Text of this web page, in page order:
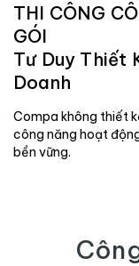
THI CÔNG
GÓI
Tư Duy Thiết
Doanh
Compa không thiết
công năng hoạt
bền vững.